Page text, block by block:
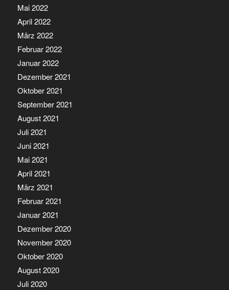
Mai 2022
April 2022
März 2022
Februar 2022
Januar 2022
Dezember 2021
Oktober 2021
September 2021
August 2021
Juli 2021
Juni 2021
Mai 2021
April 2021
März 2021
Februar 2021
Januar 2021
Dezember 2020
November 2020
Oktober 2020
August 2020
Juli 2020